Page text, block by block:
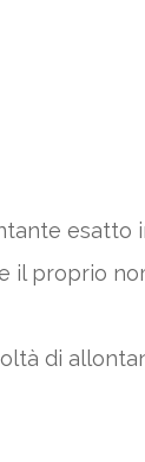
esatto
il proprio
di